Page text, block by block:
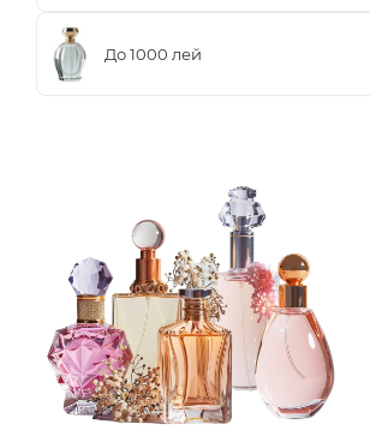
До 1000 лей